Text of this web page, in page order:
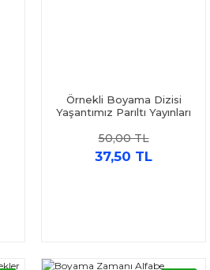
Örnekli Boyama Dizisi
Yaşantımız Parıltı Yayınları
50,00 TL
37,50 TL